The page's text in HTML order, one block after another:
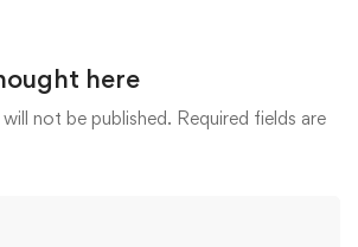
here
not be published. Required fields are